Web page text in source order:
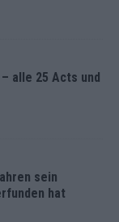
alle 25 Acts und
sein
hat